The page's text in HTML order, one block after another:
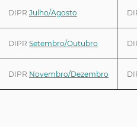
DIPR Julho/Agosto
DIPR Setembro/Outubro
DIPR Novembro/Dezembro